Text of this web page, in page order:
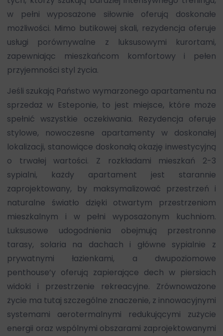
w pełni wyposażone siłownie oferują doskonałe
możliwości. Mimo butikowej skali, rezydencja oferuje
usługi porównywalne z luksusowymi kurortami,
zapewniając mieszkańcom komfortowy i pełen
przyjemności styl życia.
Jeśli szukają Państwo wymarzonego apartamentu na
sprzedaż w Esteponie, to jest miejsce, które może
spełnić wszystkie oczekiwania. Rezydencja oferuje
stylowe, nowoczesne apartamenty w doskonałej
lokalizacji, stanowiące doskonałą okazję inwestycyjną
o trwałej wartości. Z rozkładami mieszkań 2-3
sypialni, każdy apartament jest starannie
zaprojektowany, by maksymalizować przestrzeń i
naturalne światło dzięki otwartym przestrzeniom
mieszkalnym i w pełni wyposażonym kuchniom.
Luksusowe udogodnienia obejmują przestronne
tarasy, solaria na dachach i główne sypialnie z
prywatnymi łazienkami, a dwupoziomowe
penthouse’y oferują zapierające dech w piersiach
widoki i przestrzenie rekreacyjne. Zrównoważone
życie ma tutaj szczególne znaczenie, z innowacyjnymi
systemami aerotermalnymi redukującymi zużycie
energii oraz wspólnymi obszarami zaprojektowanymi